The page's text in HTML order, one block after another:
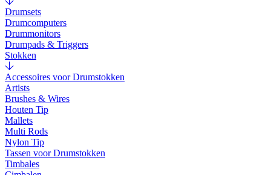
Drumsets
Drumcomputers
Drummonitors
Drumpads & Triggers
Stokken
Accessoires voor Drumstokken
Artists
Brushes & Wires
Houten Tip
Mallets
Multi Rods
Nylon Tip
Tassen voor Drumstokken
Timbales